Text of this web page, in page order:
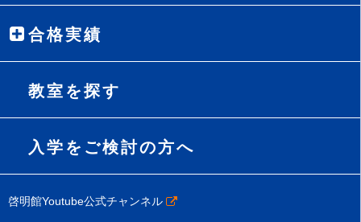
合格実績
教室を探す
入学をご検討の方へ
啓明館Youtube公式チャンネル